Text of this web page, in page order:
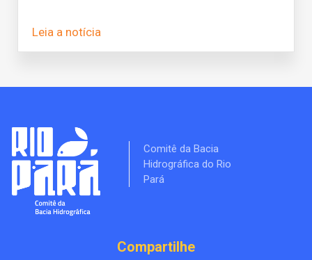
Leia a notícia
Comitê da Bacia
Hidrográfica do Rio
Pará
Compartilhe